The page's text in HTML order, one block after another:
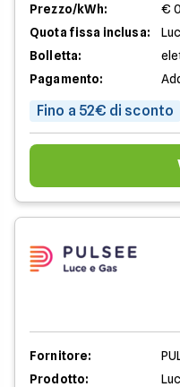
Prezzo/kWh:
€
Quota fissa inclusa:
Bolletta:
Pagamento:
Fino a 52€ di sconto
Fornitore:
Prodotto: